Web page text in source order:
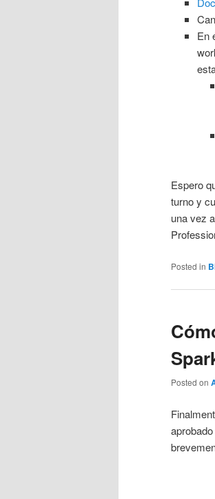
En
Espero
turno y
una vez
Posted in
Posted on